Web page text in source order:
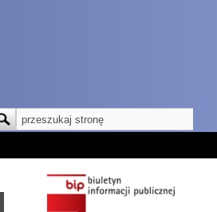
wyszukiwania
Szukaj